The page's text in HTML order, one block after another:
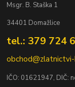
Msgr. B. Staška 1
34401 Domažlice
tel.: 379 724
obchod@zlatnictvi-
IČO: 01621947, DIČ: